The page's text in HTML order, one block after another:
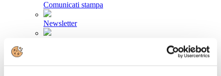
Comunicati stampa
Newsletter